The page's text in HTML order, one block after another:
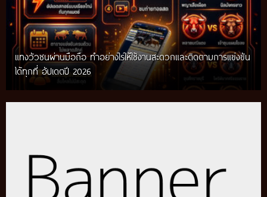
แทงวัวชนผ่านมือถือ ทำอย่างไรให้ใช้งานสะดวกและติดตามการแข่งขัน
ได้ทุกที่ อัปเดตปี 2026